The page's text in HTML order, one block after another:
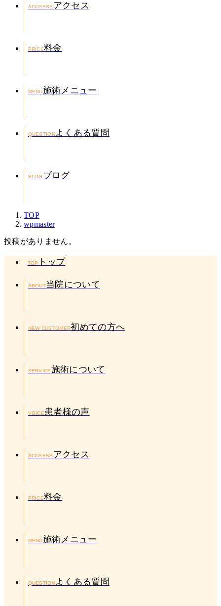
ACCSESS アクセス
PRICE料金
MENU施術メニュー
QUESTIONよくある質問
BLOG ブログ
TOP
wpmaster
投稿がありません。
TOP トップ
ABOUT当院について
NEW CUSTOMER初めての方へ
SERVICE施術について
VOICE患者様の声
ACCSESS アクセス
PRICE料金
MENU施術メニュー
QUESTIONよくある質問